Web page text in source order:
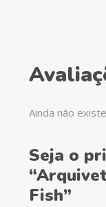
Ainda não
Seja o
Fish”